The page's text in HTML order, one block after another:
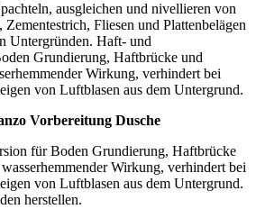
ausgleichen und nivellieren von
Fliesen und Plattenbelägen
Untergründen. Haft- und
Grundierung, Haftbrücke und
Wirkung, verhindert bei
von Luftblasen aus dem Untergrund.
Vorbereitung Dusche
für Boden Grundierung, Haftbrücke
Wirkung, verhindert bei
von Luftblasen aus dem Untergrund.
herstellen.